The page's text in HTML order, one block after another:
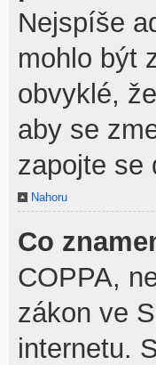
Nejspíše
mohlo být
obvyklé,
aby se
zapojte se
Nahoru
Co
COPPA,
zákon ve
internetu.